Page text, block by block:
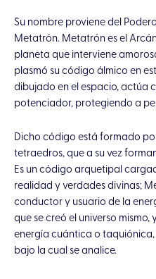
Su nombre proviene del
Metatrón. Metatrón es el
planeta que interviene
plasmó su código álmico en
dibujado en el espacio, actúa
potenciador, protegiendo a
Dicho código está formado
tetraedros, que a su vez
Es un código arquetipal
realidad y verdades divinas;
conductor y usuario de la
que se creó el universo
energía cuántica o
bajo la cual se analice.